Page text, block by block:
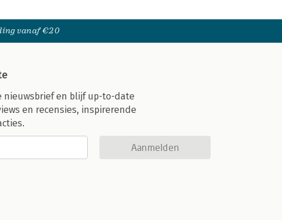
vanaf €20
nieuwsbrief en blijf up-to-date
en recensies, inspirerende
Aanmelden